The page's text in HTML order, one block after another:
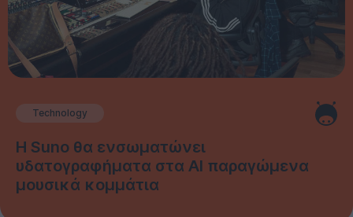
Technology
Η Suno θα ενσωματώνει
υδατογραφήματα στα AI παραγώμενα
μουσικά κομμάτια